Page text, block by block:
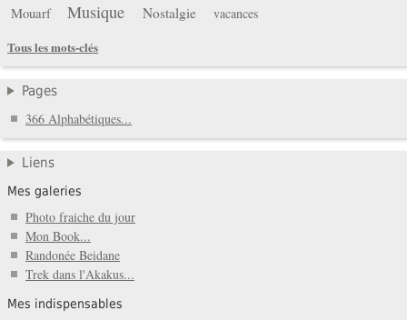
Mouarf Musique Nostalgie
vacances
Tous les mots-clés
Pages
366 Alphabétiques...
Liens
Mes galeries
Photo fraiche du jour
Mon Book...
Randonée Beidane
Trek dans l'Akakus...
Mes indispensables